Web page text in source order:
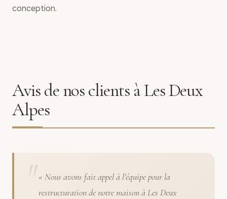
conception.
Avis de nos clients à Les Deux
Alpes
« Nous avons fait appel à l’équipe pour la
restructuration de notre maison à Les Deux